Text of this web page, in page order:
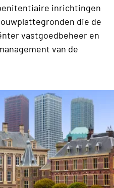
inrichtingen
die de
vastgoedbeheer en
van de